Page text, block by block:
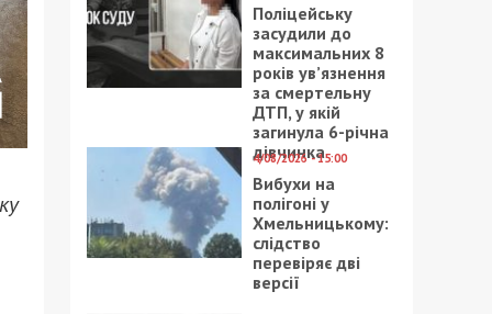
Поліцейську
засудили до
максимальних 8
років ув’язнення
за смертельну
ДТП, у якій
загинула 6-річна
дівчинка
4/08/2026 - 15:00
Вибухи на
полігоні у
Хмельницькому:
слідство
перевіряє дві
версії